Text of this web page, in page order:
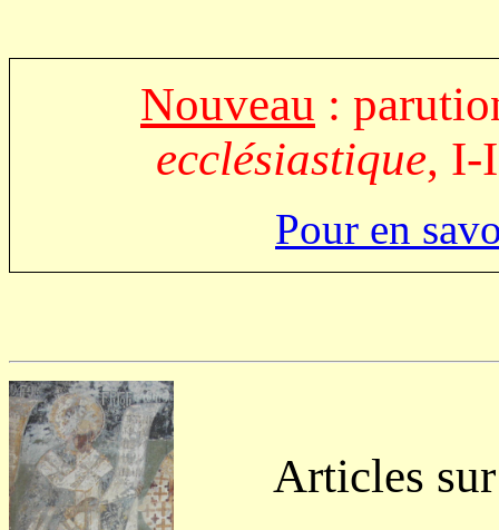
Nouveau :
ecclésiastique, I-
Pour en
Articles sur